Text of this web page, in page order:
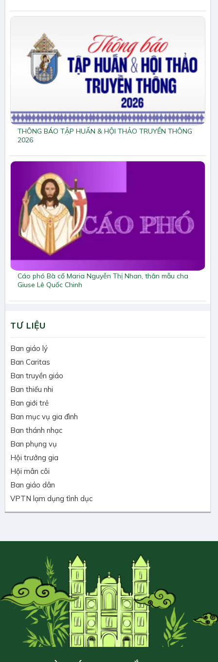
THÔNG BÁO TẬP HUẤN & HỘI THẢO TRUYỀN THÔNG
2026
Cáo phó Bà cố Maria Nguyễn Thị Nhan, thân mẫu cha
Giuse Lê Quốc Chinh
TƯ LIỆU
Ban giáo lý
Ban Caritas
Ban truyền giáo
Ban thiếu nhi
Ban giới trẻ
Ban mục vụ gia đình
Ban thánh nhạc
Ban phụng vụ
Hội trưởng gia
Hội mân côi
Ban giáo dân
VPTN lạm dụng tình dục